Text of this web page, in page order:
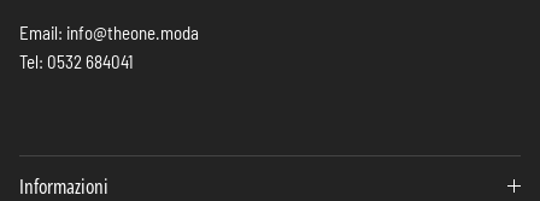
Email: info@theone.moda
Tel: 0532 684041
Informazioni